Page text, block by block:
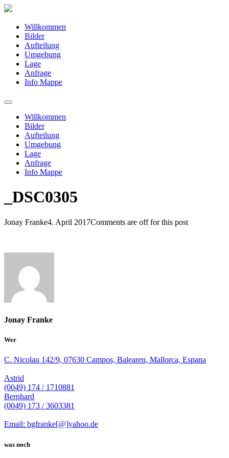
Willkommen
Bilder
Aufteilung
Umgebung
Lage
Anfrage
Info Mappe
Willkommen
Bilder
Aufteilung
Umgebung
Lage
Anfrage
Info Mappe
_DSC0305
Jonay Franke4. April 2017Comments are off for this post
Jonay Franke
Wer
C. Nicolau 142/9, 07630 Campos, Balearen, Mallorca, Espana
Astrid
(0049) 174 / 1710881
Bernhard
(0049) 173 / 3603381
Email: bgfranke[@]yahoo.de
was noch